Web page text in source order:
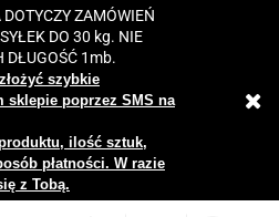
ZAMÓWIEŃ
DO 30 kg. NIE
DŁUGOŚĆ 1mb.
szybkie
sklepie poprzez SMS na
ilość sztuk,
płatności. W razie
z Tobą.